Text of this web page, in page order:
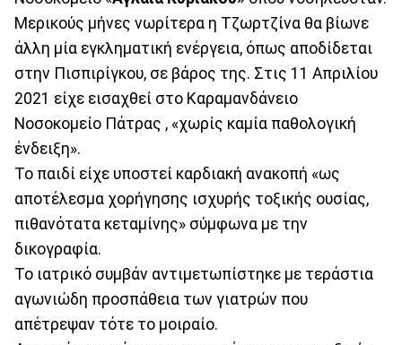
Μερικούς μήνες νωρίτερα η Τζωρτζίνα θα βίωνε
άλλη μία εγκληματική ενέργεια, όπως αποδίδεται
στην Πισπιρίγκου, σε βάρος της. Στις 11 Απριλίου
2021 είχε εισαχθεί στο Καραμανδάνειο
Νοσοκομείο Πάτρας , «χωρίς καμία παθολογική
ένδειξη».
Το παιδί είχε υποστεί καρδιακή ανακοπή «ως
αποτέλεσμα χορήγησης ισχυρής τοξικής ουσίας,
πιθανότατα κεταμίνης» σύμφωνα με την
δικογραφία.
Το ιατρικό συμβάν αντιμετωπίστηκε με τεράστια
αγωνιώδη προσπάθεια των γιατρών που
απέτρεψαν τότε το μοιραίο.